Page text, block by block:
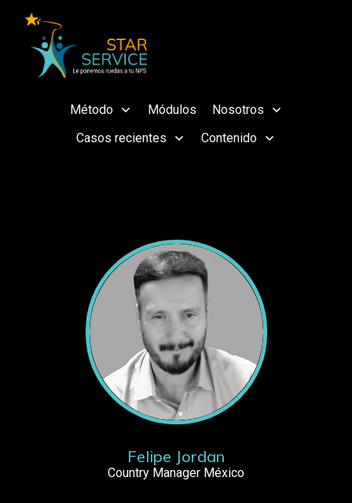
Método Módulos
Nosotros
Casos recientes
Contenido
Felipe Jordan
Country Manager México